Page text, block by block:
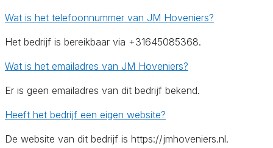
Wat is het telefoonnummer van JM Hoveniers?
Het bedrijf is bereikbaar via +31645085368.
Wat is het emailadres van JM Hoveniers?
Er is geen emailadres van dit bedrijf bekend.
Heeft het bedrijf een eigen website?
De website van dit bedrijf is https://jmhoveniers.nl.